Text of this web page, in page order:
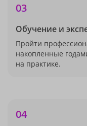
03
Обучение и
Пройти
накопленные
на практике.
04